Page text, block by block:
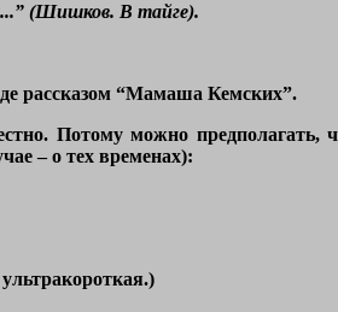
(Шишков. В тайге).
рассказом “Мамаша Кемских”.
Потому можно предполагать,
– о тех временах):